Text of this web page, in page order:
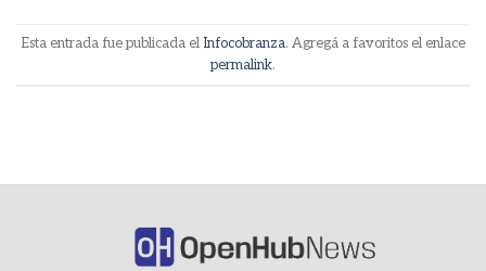
Esta entrada fue publicada el Infocobranza. Agregá a favoritos el enlace
permalink.